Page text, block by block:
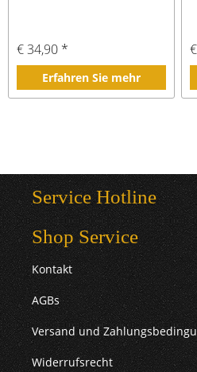
€ 34,90 *
Erfahren Sie mehr
Service Hotline
Shop Service
Kontakt
AGBs
Versand und
Widerrufsrecht